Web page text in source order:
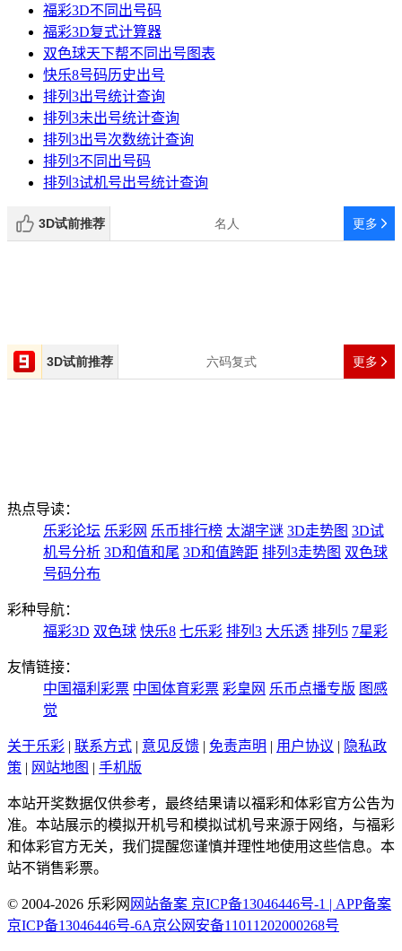
福彩3D不同出号码
福彩3D复式计算器
双色球天下帮不同出号图表
快乐8号码历史出号
排列3出号统计查询
排列3未出号统计查询
排列3出号次数统计查询
排列3不同出号码
排列3试机号出号统计查询
热点导读：
乐彩论坛 乐彩网 乐币排行榜 太湖字谜 3D走势图 3D试
机号分析 3D和值和尾 3D和值跨距 排列3走势图 双色球
号码分布
彩种导航：
福彩3D 双色球 快乐8 七乐彩 排列3 大乐透 排列5 7星彩
友情链接：
中国福利彩票 中国体育彩票 彩皇网 乐币点播专版 图感
觉
关于乐彩 | 联系方式 | 意见反馈 | 免责声明 | 用户协议 | 隐私政
策 | 网站地图 | 手机版
本站开奖数据仅供参考，最终结果请以福彩和体彩官方公告为
准。本站展示的模拟开机号和模拟试机号来源于网络，与福彩
和体彩官方无关，我们提醒您谨慎并理性地使用这些信息。本
站不销售彩票。
© 2004-2026 乐彩网 网站备案 京ICP备13046446号-1 | APP备案
京ICP备13046446号-6A京公网安备11011202000268号